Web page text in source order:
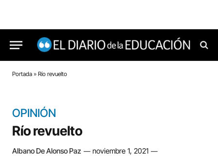
Portada » Río revuelto
OPINIÓN
Río revuelto
Albano De Alonso Paz
noviembre 1, 2021